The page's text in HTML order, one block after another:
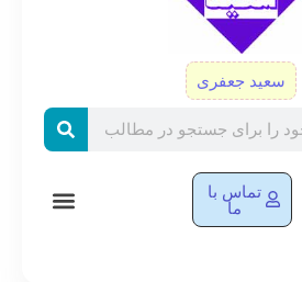
سعید جعفری
تماس با
ما